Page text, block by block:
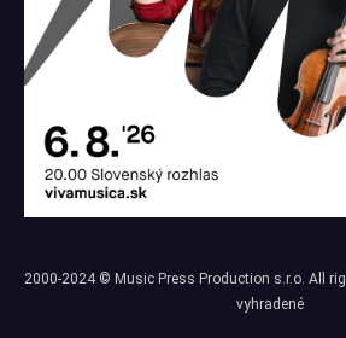
2000-2024 © Music Press Production s.r.o. All
vyhradené